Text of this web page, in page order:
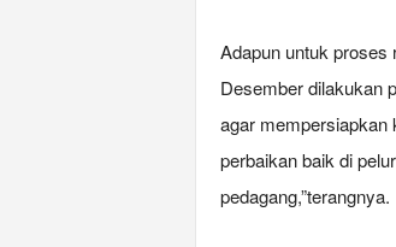
Adapun untuk proses
Desember dilakukan
agar mempersiapkan
perbaikan baik di
pedagang,”terangnya.